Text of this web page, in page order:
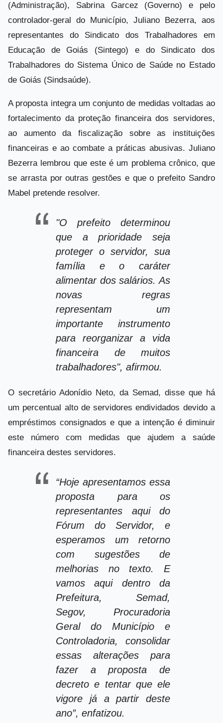
(Administração), Sabrina Garcez (Governo) e pelo
controlador-geral do Município, Juliano Bezerra, aos
representantes do Sindicato dos Trabalhadores em
Educação de Goiás (Sintego) e do Sindicato dos
Trabalhadores do Sistema Único de Saúde no Estado
de Goiás (Sindsaúde).
A proposta integra um conjunto de medidas voltadas ao
fortalecimento da proteção financeira dos servidores,
ao aumento da fiscalização sobre as instituições
financeiras e ao combate a práticas abusivas. Juliano
Bezerra lembrou que este é um problema crônico, que
se arrasta por outras gestões e que o prefeito Sandro
Mabel pretende resolver.
"O prefeito determinou
que a prioridade seja
proteger o servidor, sua
família e o caráter
alimentar dos salários. As
novas regras
representam um
importante instrumento
para reorganizar a vida
financeira de muitos
trabalhadores", afirmou.
O secretário Adonídio Neto, da Semad, disse que há
um percentual alto de servidores endividados devido a
empréstimos consignados e que a intenção é diminuir
este número com medidas que ajudem a saúde
financeira destes servidores.
“Hoje apresentamos essa
proposta para os
representantes aqui do
Fórum do Servidor, e
esperamos um retorno
com sugestões de
melhorias no texto. E
vamos aqui dentro da
Prefeitura, Semad,
Segov, Procuradoria
Geral do Município e
Controladoria, consolidar
essas alterações para
fazer a proposta de
decreto e tentar que ele
vigore já a partir deste
ano”, enfatizou.